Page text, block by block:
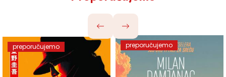
preporučujemo preporučujemo